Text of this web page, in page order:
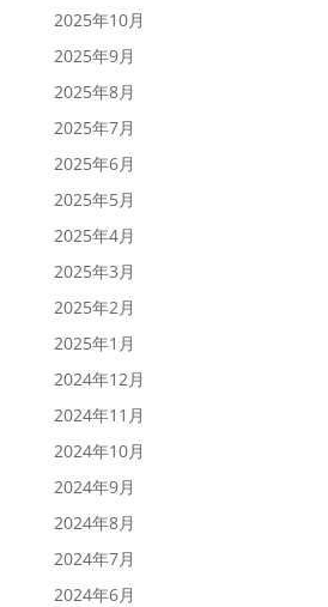
2025年10月
2025年9月
2025年8月
2025年7月
2025年6月
2025年5月
2025年4月
2025年3月
2025年2月
2025年1月
2024年12月
2024年11月
2024年10月
2024年9月
2024年8月
2024年7月
2024年6月